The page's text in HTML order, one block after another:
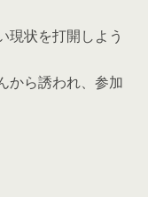
現状を打開しよう
から誘われ、参加